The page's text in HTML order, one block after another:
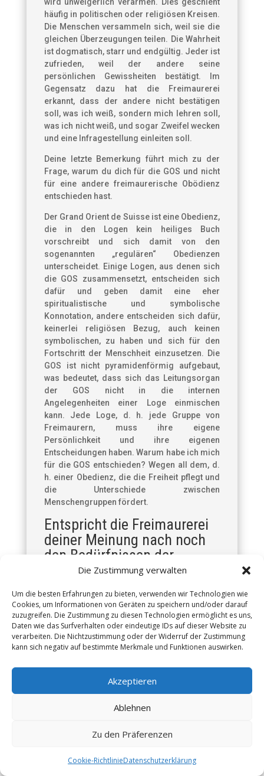
Die Zustimmung verwalten
Um die besten Erfahrungen zu bieten, verwenden wir Technologien wie
Cookies, um Informationen von Geräten zu speichern und/oder darauf
zuzugreifen. Die Zustimmung zu diesen Technologien ermöglicht es uns,
Daten wie das Surfverhalten oder eindeutige IDs auf dieser Website zu
verarbeiten. Die Nichtzustimmung oder der Widerruf der Zustimmung
kann sich negativ auf bestimmte Merkmale und Funktionen auswirken.
Akzeptieren
Ablehnen
Zu den Präferenzen
Cookie-RichtlinieDatenschutzerklärung
häufig in politischen oder religiösen Kreisen.
Die Menschen versammeln sich, weil sie die
gleichen Überzeugungen teilen. Die Wahrheit
ist dogmatisch, starr und endgültig. Jeder ist
zufrieden, weil der andere seine
persönlichen Gewissheiten bestätigt. Im
Gegensatz dazu hat die Freimaurerei
erkannt, dass der andere nicht bestätigen
soll, was ich weiß, sondern mich lehren soll,
was ich nicht weiß, und sogar Zweifel wecken
und eine Infragestellung einleiten soll.
Deine letzte Bemerkung führt mich zu der
Frage, warum du dich für die GOS und nicht
für eine andere freimaurerische Obödienz
entschieden hast.
Der Grand Orient de Suisse ist eine Obedienz,
die in den Logen kein heiliges Buch
vorschreibt und sich damit von den
sogenannten „regulären“ Obedienzen
unterscheidet. Einige Logen, aus denen sich
die GOS zusammensetzt, entscheiden sich
dafür und geben damit eine eher
spiritualistische und symbolische
Konnotation, andere entscheiden sich dafür,
keinerlei religiösen Bezug, auch keinen
symbolischen, zu haben und sich für den
Fortschritt der Menschheit einzusetzen. Die
GOS ist nicht pyramidenförmig aufgebaut,
was bedeutet, dass sich das Leitungsorgan
der GOS nicht in die internen
Angelegenheiten einer Loge einmischen
kann. Jede Loge, d. h. jede Gruppe von
Freimaurern, muss ihre eigene
Persönlichkeit und ihre eigenen
Entscheidungen haben. Warum habe ich mich
für die GOS entschieden? Wegen all dem, d.
h. einer Obedienz, die die Freiheit pflegt und
die Unterschiede zwischen
Menschengruppen fördert.
Entspricht die Freimaurerei
deiner Meinung nach noch
den Bedürfnissen der
heutigen Welt?
Meiner Meinung nach mehr denn je. Die
Covid-Krise und das Containment oder
Semi-Containment haben auch positive
Auswirkungen gehabt. Jeder hat sich wieder
auf wesentliche Werte besonnen,
insbesondere auf den Wert der Natur, da
Wert der Zeit in einem immer hektischeren
Leben. Der Wert der Familie, der
entfernt vom Kult des Egos, des Scheins und
freimaurerische Praxis sind eine klare